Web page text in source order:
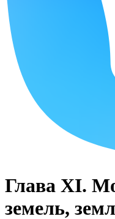
Глава XI.
земель,